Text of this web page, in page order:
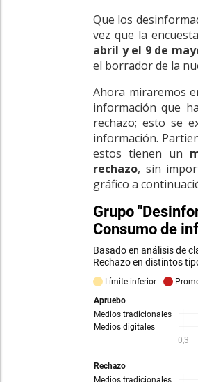
Que los
vez que la
abril y el 9 de
el borrador de la
Ahora miraremos
información que
rechazo; esto se
información.
estos tienen un
rechazo, sin
gráfico a